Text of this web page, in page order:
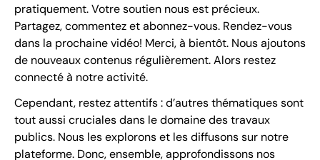
pratiquement. Votre soutien nous est précieux.
Partagez, commentez et abonnez-vous. Rendez-vous
dans la prochaine vidéo! Merci, à bientôt. Nous ajoutons
de nouveaux contenus régulièrement. Alors restez
connecté à notre activité.
Cependant, restez attentifs : d’autres thématiques sont
tout aussi cruciales dans le domaine des travaux
publics. Nous les explorons et les diffusons sur notre
plateforme. Donc, ensemble, approfondissons nos